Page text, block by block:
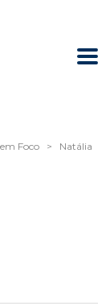
Foco >
Natália